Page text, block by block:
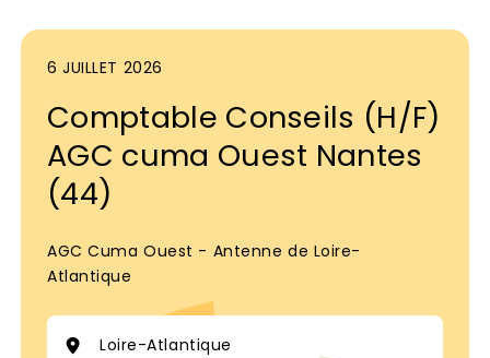
6 JUILLET 2026
Comptable Conseils (H/F)
AGC cuma Ouest Nantes
(44)
AGC Cuma Ouest - Antenne de Loire-
Atlantique
Loire-Atlantique